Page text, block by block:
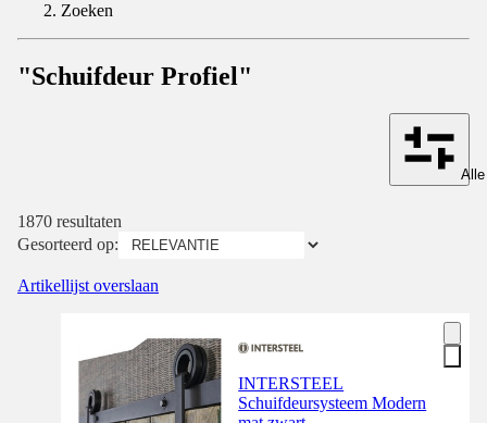
Zoeken
"Schuifdeur Profiel"
1870 resultaten
Gesorteerd op:
Artikellijst overslaan
INTERSTEEL
Schuifdeursysteem Modern